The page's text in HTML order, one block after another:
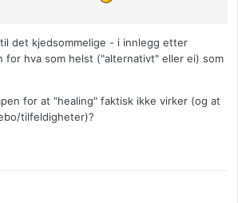
det kjedsommelige - i innlegg etter
for hva som helst ("alternativt" eller ei) som
for at "healing" faktisk ikke virker (og at
tilfeldigheter)?